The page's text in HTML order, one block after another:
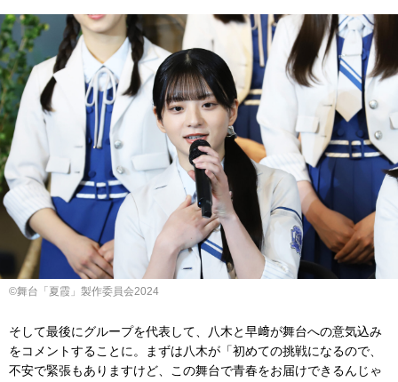
©舞台「夏霞」製作委員会2024
そして最後にグループを代表して、八木と早﨑が舞台への意気込み
をコメントすることに。まずは八木が「初めての挑戦になるので、
不安で緊張もありますけど、この舞台で青春をお届けできるんじゃ